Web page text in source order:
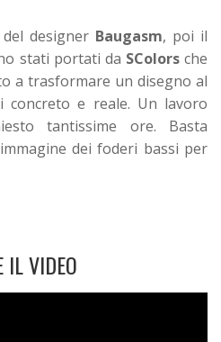
designer Baugasm, poi il
stati portati da SColorsche
a trasformare un disegno al
concreto e reale. Un lavoro
tantissime ore. Basta
dei foderi bassi per
IL VIDEO